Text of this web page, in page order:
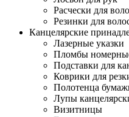
Расчески для
Резинки для
Канцелярские
Лазерные указки
Пломбы
Подставки для
Коврики для
Полотенца
Лупы
Визитницы